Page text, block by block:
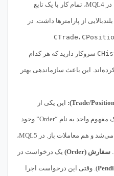
در MQL4، تمام کار با یک تابع
از پارامترها داشت. در
CTrade،
سروکار دارید که هر کدام
این باعث سازماندهی بهتر
این یکی از
بزرگترین تغییرات است. در MQL4، یک مفهوم واحد به نام “Order” وجود
داشت که هم شامل سفارشات معلق می‌شد و هم معاملات باز. در MQL5،
سفارش (Order) یک درخواست در
). وقتی این درخواست اجرا